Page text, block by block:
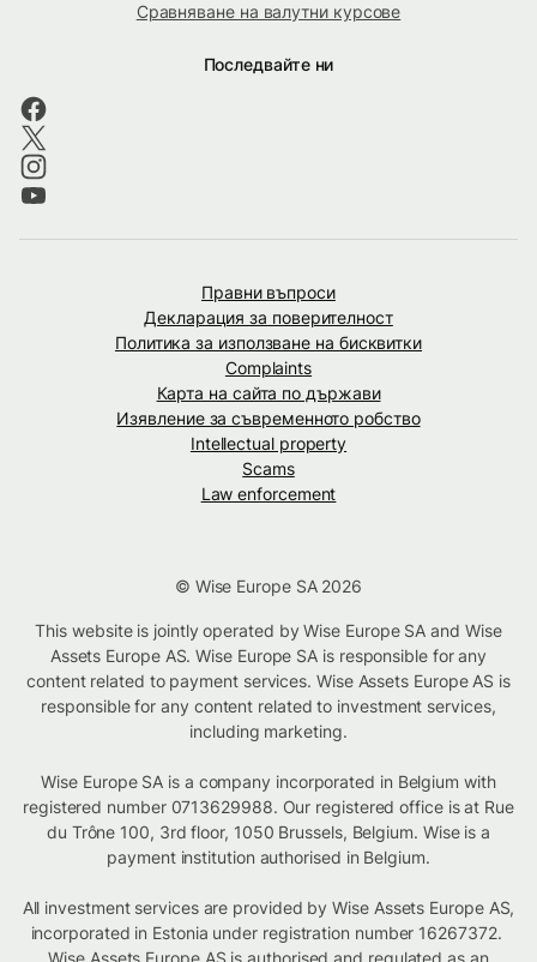
Сравняване на валутни курсове
Последвайте ни
Правни въпроси
Декларация за поверителност
Политика за използване на бисквитки
Complaints
Карта на сайта по държави
Изявление за съвременното робство
Intellectual property
Scams
Law enforcement
© Wise Europe SA 2026
This website is jointly operated by Wise Europe SA and Wise
Assets Europe AS. Wise Europe SA is responsible for any
content related to payment services. Wise Assets Europe AS is
responsible for any content related to investment services,
including marketing.
Wise Europe SA is a company incorporated in Belgium with
registered number 0713629988. Our registered office is at Rue
du Trône 100, 3rd floor, 1050 Brussels, Belgium. Wise is a
payment institution authorised in Belgium.
All investment services are provided by Wise Assets Europe AS,
incorporated in Estonia under registration number 16267372.